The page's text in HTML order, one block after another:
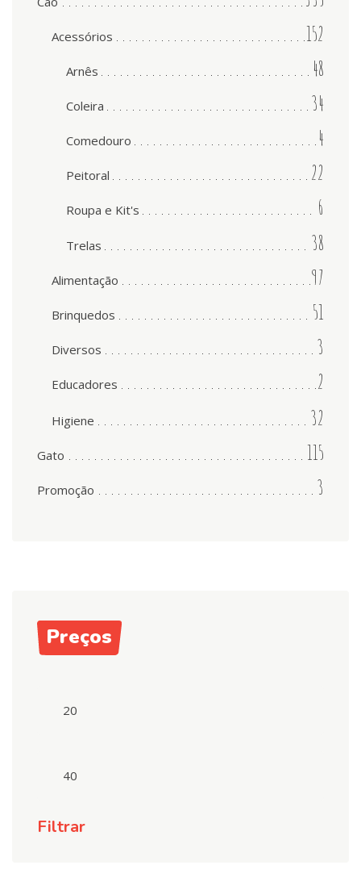
Acessórios 152
Arnês 48
Coleira 34
Comedouro 4
Peitoral 22
Roupa e Kit's 6
Trelas 38
Alimentação 97
Brinquedos 51
Diversos 3
Educadores 2
Higiene 32
Gato 115
Promoção 3
Preços
mínimo
máximo
Filtrar